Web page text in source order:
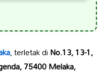
, terletak diNo.13, 13-1,
75400 Melaka,